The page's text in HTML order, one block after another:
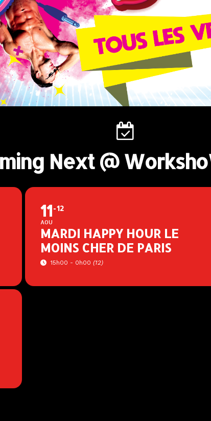
Next @
11
AOU
12
MARDI HAPPY HOUR LE
MOINS CHER DE PARIS
15h00 - 0h00 (12)